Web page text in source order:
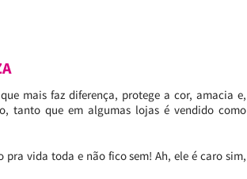
mais faz diferença, protege a cor, amacia e,
tanto que em algumas lojas é vendido como
vida toda e não fico sem! Ah, ele é caro sim,